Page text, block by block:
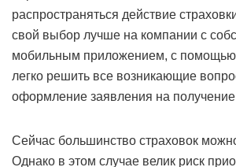
распространяться действие
свой выбор лучше на компании с
мобильным приложением, с помощью
легко решить все возникающие
оформление заявления на
Сейчас большинство страховок
Однако в этом случае велик риск